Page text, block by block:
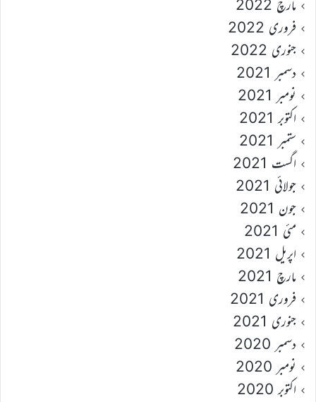
مارچ 2022
فروری 2022
جنوری 2022
دسمبر 2021
نومبر 2021
اکتوبر 2021
ستمبر 2021
اگست 2021
جولائی 2021
جون 2021
مئی 2021
اپریل 2021
مارچ 2021
فروری 2021
جنوری 2021
دسمبر 2020
نومبر 2020
اکتوبر 2020